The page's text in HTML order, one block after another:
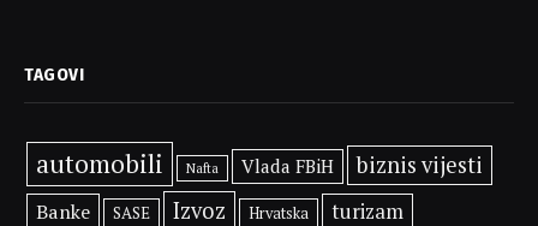
TAGOVI
automobili Nafta Vlada FBiH biznis vijesti
Banke SASE Izvoz Hrvatska turizam